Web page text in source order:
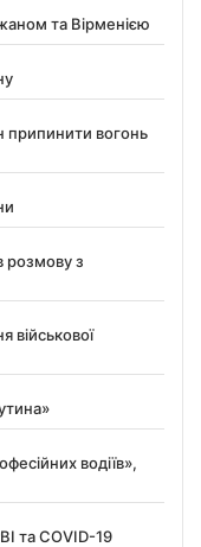
та Вірменією
припинити вогонь
розмову з
військової
водіїв»,
та COVID-19